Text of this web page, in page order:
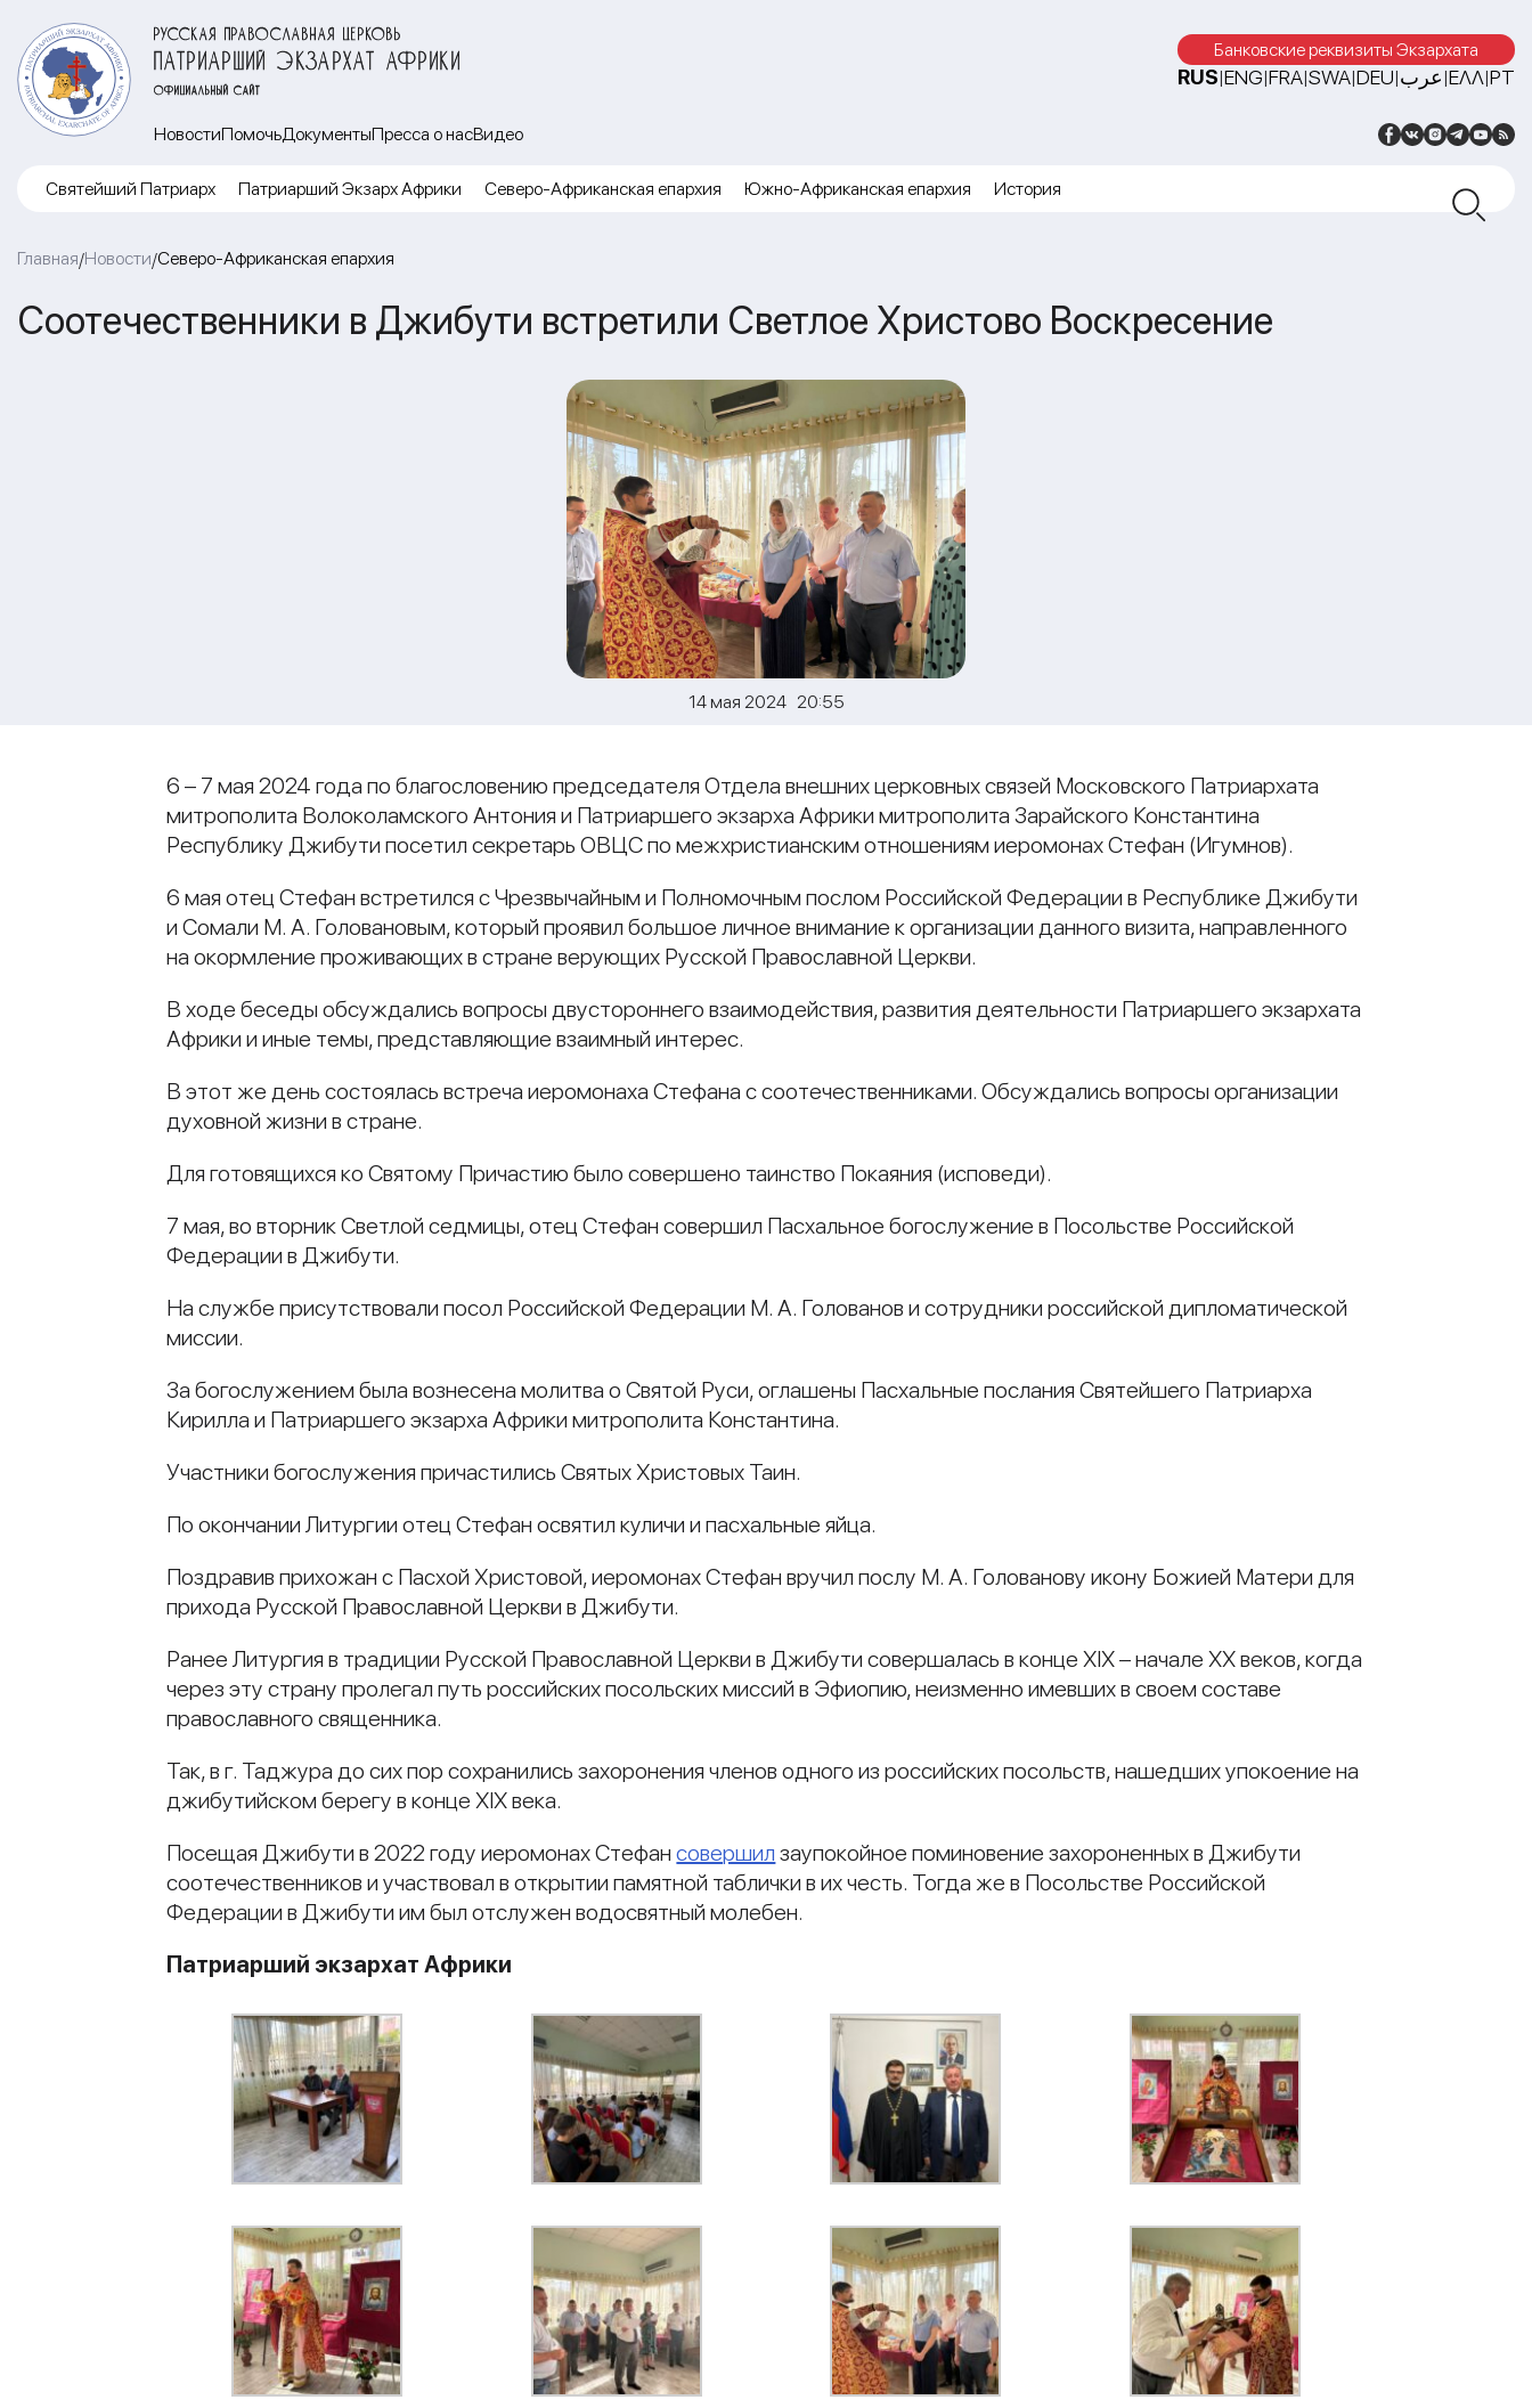
РУССКАЯ ПРАВОСЛАВНАЯ ЦЕРКОВЬ
ПАТРИАРШИЙ ЭКЗАРХАТ АФРИКИ
ОФИЦИАЛЬНЫЙ САЙТ
Банковские реквизиты Экзархата
RUS|ENG|FRA|SWA|DEU|عرب|ΕΛΛ|PT
НовостиПомочьДокументыПресса о насВидео
Cвятейший Патриарх Патриарший Экзарх Африки Северо-Африканская епархия Южно-Африканская епархия История
Главная/Новости/Северо-Африканская епархия
Соотечественники в Джибути встретили Светлое Христово Воскресение
14 мая 2024 20:55
6 – 7 мая 2024 года по благословению председателя Отдела внешних церковных связей Московского Патриархата
митрополита Волоколамского Антония и Патриаршего экзарха Африки митрополита Зарайского Константина
Республику Джибути посетил секретарь ОВЦС по межхристианским отношениям иеромонах Стефан (Игумнов).
6 мая отец Стефан встретился с Чрезвычайным и Полномочным послом Российской Федерации в Республике Джибути
и Сомали М. А. Головановым, который проявил большое личное внимание к организации данного визита, направленного
на окормление проживающих в стране верующих Русской Православной Церкви.
В ходе беседы обсуждались вопросы двустороннего взаимодействия, развития деятельности Патриаршего экзархата
Африки и иные темы, представляющие взаимный интерес.
В этот же день состоялась встреча иеромонаха Стефана с соотечественниками. Обсуждались вопросы организации
духовной жизни в стране.
Для готовящихся ко Святому Причастию было совершено таинство Покаяния (исповеди).
7 мая, во вторник Светлой седмицы, отец Стефан совершил Пасхальное богослужение в Посольстве Российской
Федерации в Джибути.
На службе присутствовали посол Российской Федерации М. А. Голованов и сотрудники российской дипломатической
миссии.
За богослужением была вознесена молитва о Святой Руси, оглашены Пасхальные послания Святейшего Патриарха
Кирилла и Патриаршего экзарха Африки митрополита Константина.
Участники богослужения причастились Святых Христовых Таин.
По окончании Литургии отец Стефан освятил куличи и пасхальные яйца.
Поздравив прихожан с Пасхой Христовой, иеромонах Стефан вручил послу М. А. Голованову икону Божией Матери для
прихода Русской Православной Церкви в Джибути.
Ранее Литургия в традиции Русской Православной Церкви в Джибути совершалась в конце XIX – начале XX веков, когда
через эту страну пролегал путь российских посольских миссий в Эфиопию, неизменно имевших в своем составе
православного священника.
Так, в г. Таджура до сих пор сохранились захоронения членов одного из российских посольств, нашедших упокоение на
джибутийском берегу в конце XIX века.
Посещая Джибути в 2022 году иеромонах Стефансовершил заупокойное поминовение захороненных в Джибути
соотечественников и участвовал в открытии памятной таблички в их честь. Тогда же в Посольстве Российской
Федерации в Джибути им был отслужен водосвятный молебен.
Патриарший экзархат Африки